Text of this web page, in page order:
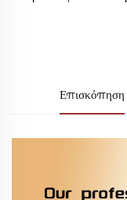
Επισκόπηση